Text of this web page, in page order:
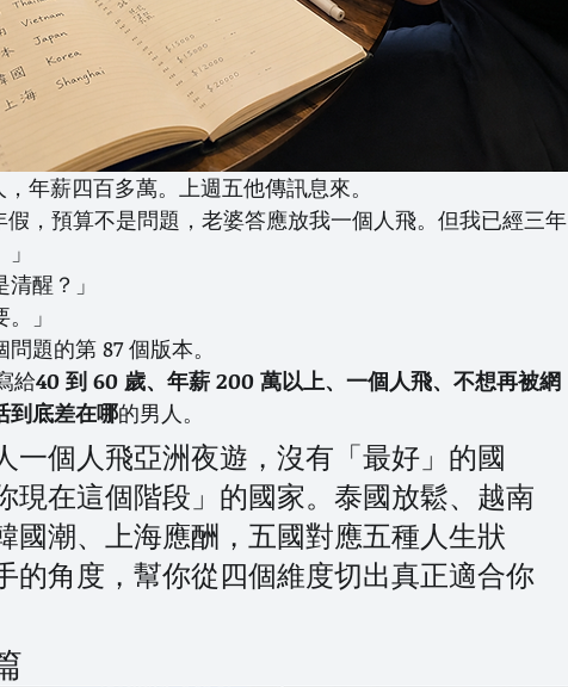
年薪四百多萬。上週五他傳訊息來。
，預算不是問題，老婆答應放我一個人飛。但我已經三年
醒？」
」
題的第 87 個版本。
給40 到 60 歲、年薪 200 萬以上、一個人飛、不想再被網
到底差在哪的男人。
一個人飛亞洲夜遊，沒有「最好」的國
現在這個階段」的國家。泰國放鬆、越南
國潮、上海應酬，五國對應五種人生狀
的角度，幫你從四個維度切出真正適合你